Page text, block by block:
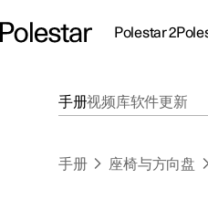
Polestar 2
手册视频库软件更新
手册 座椅与方向盘